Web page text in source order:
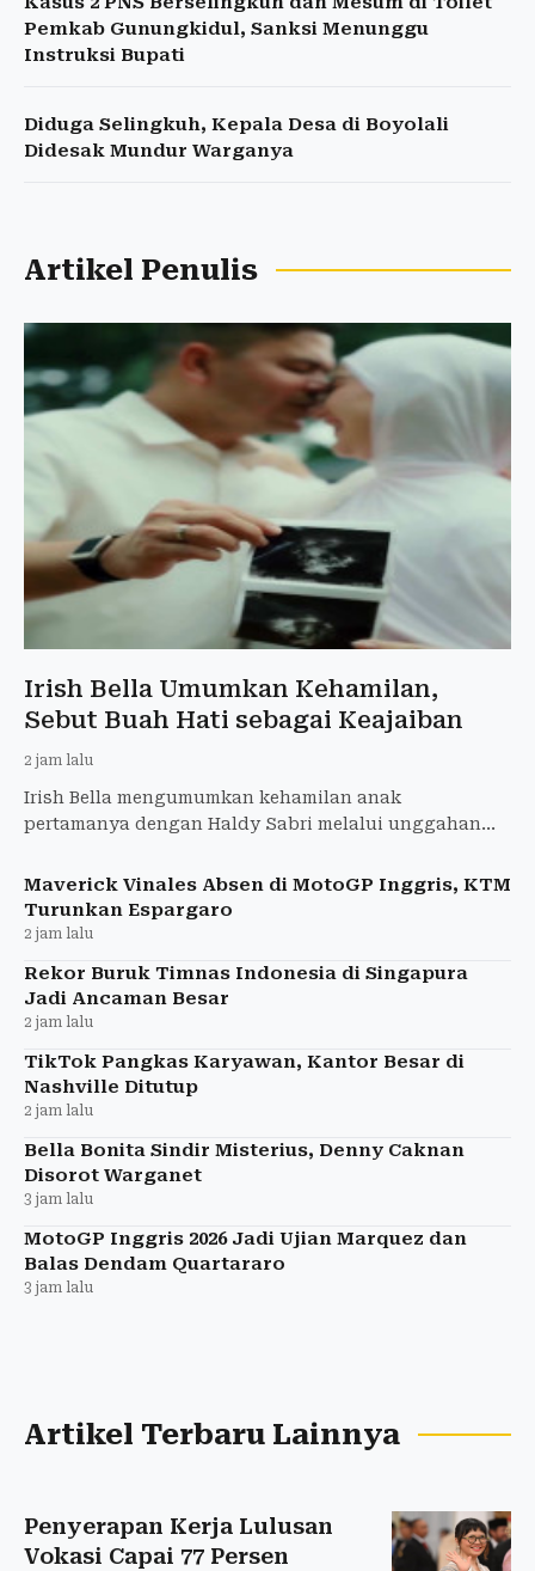
Pemkab Gunungkidul, Sanksi Menunggu
Instruksi Bupati
Diduga Selingkuh, Kepala Desa di Boyolali
Didesak Mundur Warganya
Artikel Penulis
Irish Bella Umumkan Kehamilan,
Sebut Buah Hati sebagai Keajaiban
2 jam lalu
Irish Bella mengumumkan kehamilan anak
pertamanya dengan Haldy Sabri melalui unggahan
Maverick Vinales Absen di MotoGP Inggris, KTM
Turunkan Espargaro
2 jam lalu
Rekor Buruk Timnas Indonesia di Singapura
Jadi Ancaman Besar
2 jam lalu
TikTok Pangkas Karyawan, Kantor Besar di
Nashville Ditutup
2 jam lalu
Bella Bonita Sindir Misterius, Denny Caknan
Disorot Warganet
3 jam lalu
MotoGP Inggris 2026 Jadi Ujian Marquez dan
Balas Dendam Quartararo
3 jam lalu
Artikel Terbaru Lainnya
Penyerapan Kerja Lulusan
Vokasi Capai 77 Persen